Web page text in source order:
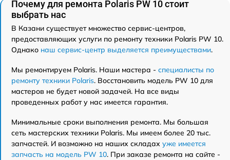
Почему для ремонта Polaris PW 10 стоит
выбрать нас
В Казани существует множество сервис-центров,
предоставляющих услуги по ремонту техники Polaris PW 10.
Однако наш сервис-центр выделяется преимуществами.
Мы ремонтируем Polaris. Наши мастера - специалисты по
ремонту техники Polaris. Восстановить модель PW 10 для
мастеров не будет новой задачей. На все виды
проведенных работ у нас имеется гарантия.
Минимальные сроки выполнения ремонта. Мы большая
сеть мастерских техники Polaris. Мы имеем более 20 тыс.
запчастей. И возможно на наших складах уже имеется
запчасть на модель PW 10. При заказе ремонта на сайте -